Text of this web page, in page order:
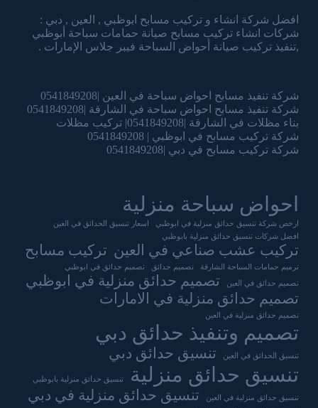
افضل شركة انشاء و تركيب مسابح ابوظبي , العين , دبي :
شركات انشاء تركيب مسابح صيانة حمامات سباحة أبوظبي
,تنفيذ تركيب صيانة أحواض السباحة فيبر جلاس الإمارات .
شركة تنفيذ مسابح احواض سباحة في العين |0541849208
شركة تنفيذ مسابح احواض سباحة في الشارقة |0541849208
بناء مظلات في الشارقة |0541849208| تركيب مظلات
شركة تركيب مسابح في ابوظبي | 0541849208
شركة تركيب مسابح في دبي |0541849208
احواض سباحة منزلية
ارخص شركة تنسيق حدائق منزلية في ابوظبي
اسعار تنسيق الحدائق في العين
افضل شركات تنسيق حدائق منزلية بابوظبي
تركيب عشب صناعي في العين تركيب مسابح
ترميم حمامات السباحة الشارقة تصميم حدائق تصميم حدائق في ابوظبي
تصميم حدائق في العين
تصميم حدائق منزلية في ابوظبي
تصميم حدائق منزلية في الامارات
تصميم حدائق منزلية في العين
تصميم وتنفيذ حدائق دبي
تنسيق الحدائق في العين تنسيق حدائق دبي
تنسيق حدائق منزلية تنسيق حدائق منزلية بابوظبي
تنسيق حدائق منزلية في العين تنسيق حدائق منزلية في دبي